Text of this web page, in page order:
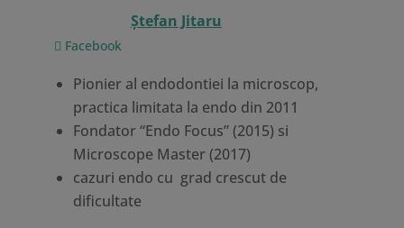
Ştefan Jitaru
Facebook
Pionier al endodontiei la microscop,
practica limitata la endo din 2011
Fondator “Endo Focus” (2015) si
Microscope Master (2017)
cazuri endo cu grad crescut de
dificultate